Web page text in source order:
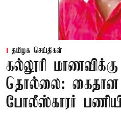
தமிழக செய்திகள்
கல்லூரி
தொல்லை: கைதான
போலீஸ்காரர்